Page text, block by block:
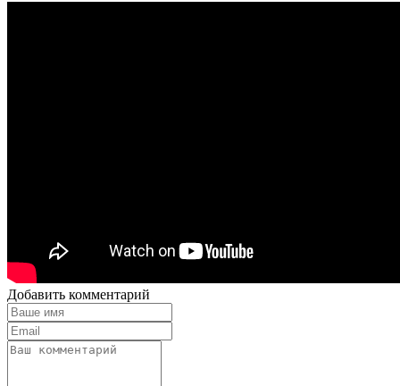
Добавить комментарий